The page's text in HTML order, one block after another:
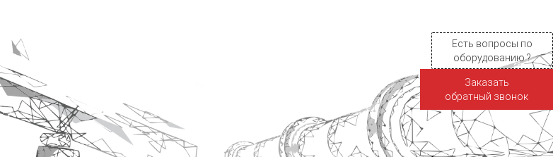
Есть вопросы по
оборудованию ?
Заказать
обратный звонок